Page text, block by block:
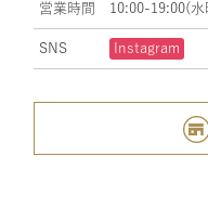
営業時間 10:00-19:00(水
SNS Instagram